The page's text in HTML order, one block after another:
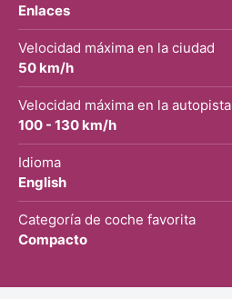
Enlaces
Velocidad máxima en la ciudad
50 km/h
Velocidad máxima en la autopista
100 - 130 km/h
Idioma
English
Categoría de coche favorita
Compacto